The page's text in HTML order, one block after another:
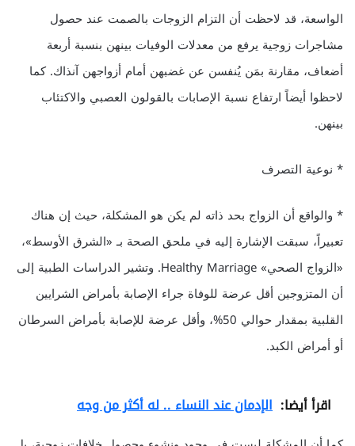
الواسعة، قد لاحظت أن التزام الزوجات بالصمت عند حصول
مشاجرات زوجية يرفع من معدلات الوفيات بينهن بنسبة أربعة
أضعاف، مقارنة بمَن يُنفسن عن غضبهن أمام أزواجهن آنذاك. كما
لاحظوا أيضاً ارتفاع نسبة الإصابات بالقولون العصبي والاكتئاب
بينهن.
* نوعية التصرف
* والواقع أن الزواج بحد ذاته لم يكن هو المشكلة، حيث إن هناك
تعبيراً، سبقت الإشارة إليه في ملحق الصحة بـ «الشرق الأوسط»،
«الزواج الصحي» Healthy Marriage. وتشير الدراسات الطبية إلى
أن المتزوجين أقل عرضة للوفاة جراء الإصابة بأمراض الشرايين
القلبية بمقدار حوالي 50%، وأقل عرضة للإصابة بأمراض السرطان
أو أمراض الكبد.
اقرأ أيضا: الإدمان عند النساء .. له أكثر من وجه